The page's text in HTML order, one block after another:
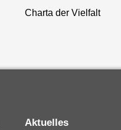
Charta der Vielfalt
Aktuelles